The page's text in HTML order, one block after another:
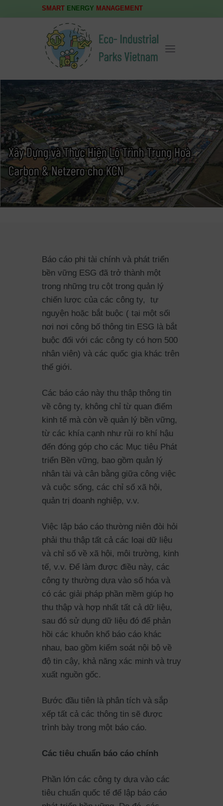
SMART ENERGY MANAGEMENT
Báo cáo phi tài chính và phát triển
bền vững ESG đã trở thành một
trong những trụ cột trong quản lý
chiến lược của các công ty, tự
nguyện hoặc bắt buộc ( tại một sối
nơi nơi công bố thông tin ESG là bắt
buộc đối với các công ty có hơn 500
nhân viên) và các quốc gia khác trên
thế giới.
Các báo cáo này thu thập thông tin
về công ty, không chỉ từ quan điểm
kinh tế mà còn về quản lý bền vững,
từ các khía cạnh như rủi ro khí hậu
đến đóng góp cho các Mục tiêu Phát
triển Bền vững, bao gồm quản lý
nhân tài và cân bằng giữa công việc
và cuộc sống, các chỉ số xã hội,
quản trị doanh nghiệp, v.v.
Việc lập báo cáo thường niên đòi hỏi
phải thu thập tất cả các loại dữ liệu
và chỉ số về xã hội, môi trường, kinh
tế, v.v. Để làm được điều này, các
công ty thường dựa vào số hóa và
có các giải pháp phần mềm giúp họ
thu thập và hợp nhất tất cả dữ liệu,
sau đó sử dụng dữ liệu đó để phản
hồi các khuôn khổ báo cáo khác
nhau, bao gồm kiểm soát nội bộ về
độ tin cậy, khả năng xác minh và truy
xuất nguồn gốc.
Bước đầu tiên là phân tích và sắp
xếp tất cả các thông tin sẽ được
trình bày trong một báo cáo.
Các tiêu chuẩn báo cáo chính
Phần lớn các công ty dựa vào các
tiêu chuẩn quốc tế để lập báo cáo